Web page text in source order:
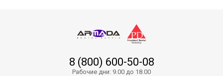
8 (800) 600-50-08
Рабочие дни: 9.00 до 18.00